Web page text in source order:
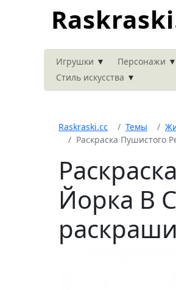
Игрушки ▾ Персонажи ▾
Стиль искусства ▾
Raskraski.cc Темы
Раскраска Пушистого
Йорка В